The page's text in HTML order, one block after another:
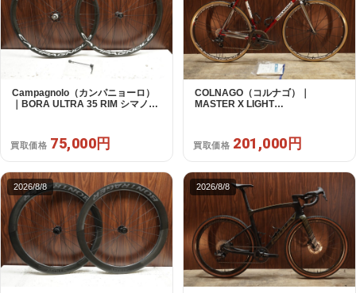
Campagnolo（カンパニョーロ）
｜BORA ULTRA 35 RIM シマノフ
買取価格 75,000円
COLNAGO（コルナゴ）｜
MASTER X LIGHT
年｜美品｜買取金額 201,000円
買取価格 201,000円
2026/8/8 2026/8/8